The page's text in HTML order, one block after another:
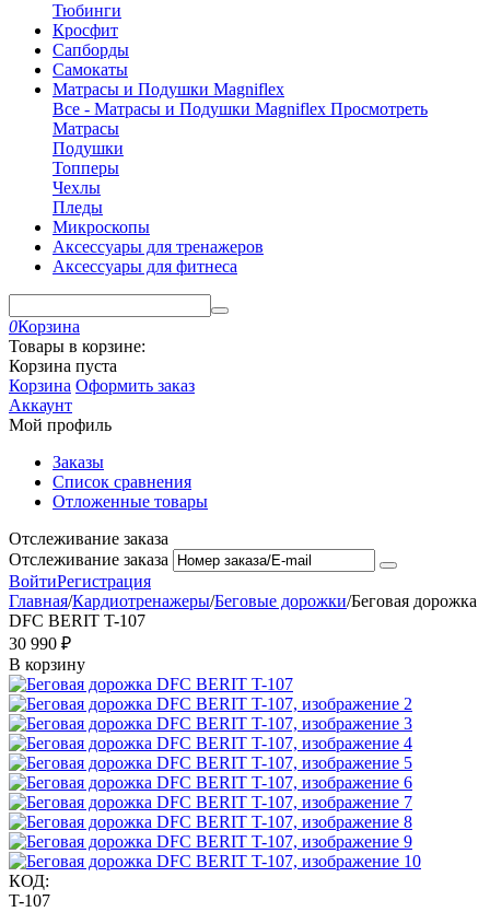
Тюбинги
Кросфит
Сапборды
Самокаты
Матрасы и Подушки Magniflex
Все - Матрасы и Подушки Magniflex Просмотреть
Матрасы
Подушки
Топперы
Чехлы
Пледы
Микроскопы
Аксессуары для тренажеров
Аксессуары для фитнеса
0Корзина
Товары в корзине:
Корзина пуста
Корзина Оформить заказ
Аккаунт
Мой профиль
Заказы
Список сравнения
Отложенные товары
Отслеживание заказа
Отслеживание заказа
ВойтиРегистрация
Главная/Кардиотренажеры/Беговые дорожки/Беговая дорожка
DFC BERIT T-107
30 990 ₽
В корзину
КОД:
T-107